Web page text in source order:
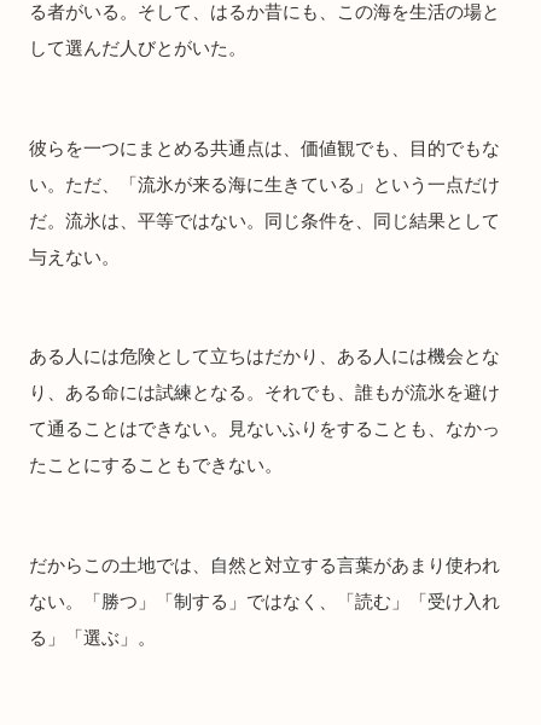
る者がいる。そして、はるか昔にも、この海を生活の場と
して選んだ人びとがいた。
彼らを一つにまとめる共通点は、価値観でも、目的でもな
い。ただ、「流氷が来る海に生きている」という一点だけ
だ。流氷は、平等ではない。同じ条件を、同じ結果として
与えない。
ある人には危険として立ちはだかり、ある人には機会とな
り、ある命には試練となる。それでも、誰もが流氷を避け
て通ることはできない。見ないふりをすることも、なかっ
たことにすることもできない。
だからこの土地では、自然と対立する言葉があまり使われ
ない。「勝つ」「制する」ではなく、「読む」「受け入れ
る」「選ぶ」。